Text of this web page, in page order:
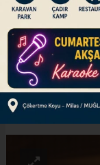
terörsüz
Yüzyılı'nı
Türkiye'ye
şüpheniz